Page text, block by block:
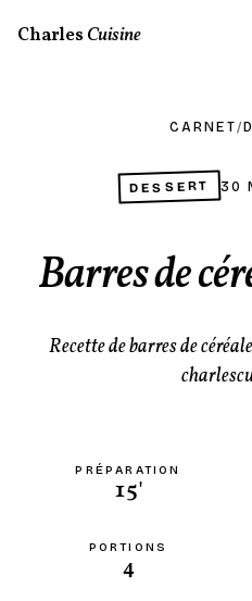
CharlesCuisine
CARNET/
DESSERT 30
Barres de
Recette de barres de
PRÉPARATION
15'
PORTIONS
4